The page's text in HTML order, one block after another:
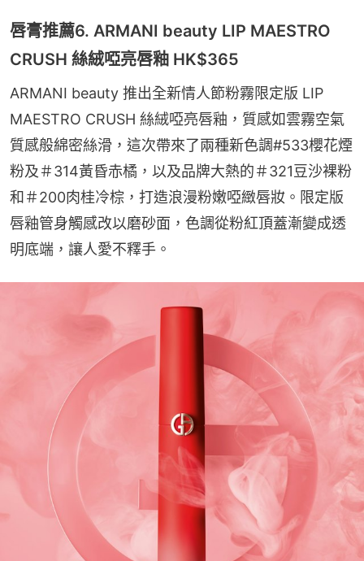
唇膏推薦6. ARMANI beauty LIP MAESTRO
CRUSH 絲絨啞亮唇釉 HK$365
ARMANI beauty 推出全新情人節粉霧限定版 LIP
MAESTRO CRUSH 絲絨啞亮唇釉，質感如雲霧空氣
質感般綿密絲滑，這次帶來了兩種新色調#533櫻花煙
粉及＃314黃昏赤橘，以及品牌大熱的＃321豆沙裸粉
和＃200肉桂冷棕，打造浪漫粉嫩啞緻唇妝。限定版
唇釉管身觸感改以磨砂面，色調從粉紅頂蓋漸變成透
明底端，讓人愛不釋手。